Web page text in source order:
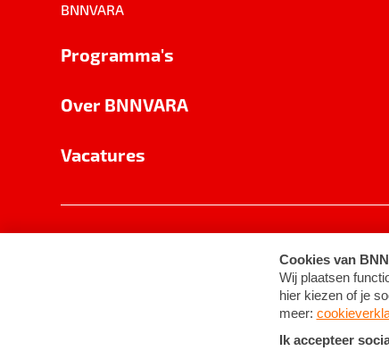
BNNVARA
Programma's
Over BNNVARA
Vacatures
Cookie-instellingen